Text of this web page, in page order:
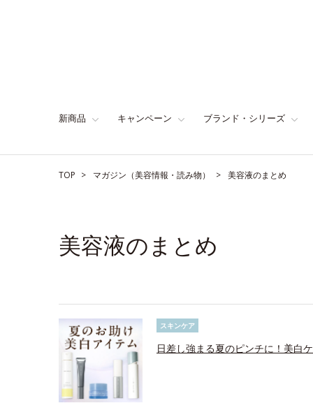
新商品 キャンペーン ブランド・シリーズ
TOP マガジン（美容情報・読み物） 美容液のまとめ
美容液のまとめ
スキンケア
日差し強まる夏のピンチに！美白